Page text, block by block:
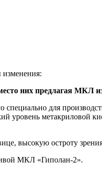
них предлагая МКЛ
специально для
уровень метакриловой
высокую остроту
МКЛ «Гиполан-2».